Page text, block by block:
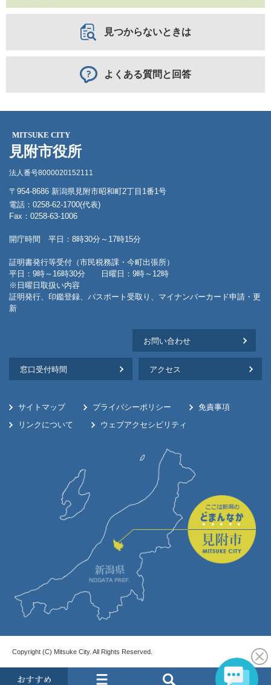
見つからないときは
よくある質問と回答
MITSUKE CITY
見附市役所
法人番号8000020152111
〒954-8686 新潟県見附市昭和町2丁目1番1号
電話：0258-62-1700(代表)
Fax：0258-63-1006
開庁時間 平日：8時30分～17時15分
証明書発行等受付（市民税務課・今町出張所）
平日：9時～16時30分 日曜日：9時～12時
※日曜日取扱い内容
証明発行、印鑑登録、パスポート受取り、マイナンバーカード申請・更
新
お問い合わせ
窓口受付時間 アクセス
サイトマップ プライバシーポリシー
免責事項
リンクについて
ウェブアクセシビリティ
Copyright (C) Mitsuke City. All Rights Reserved.